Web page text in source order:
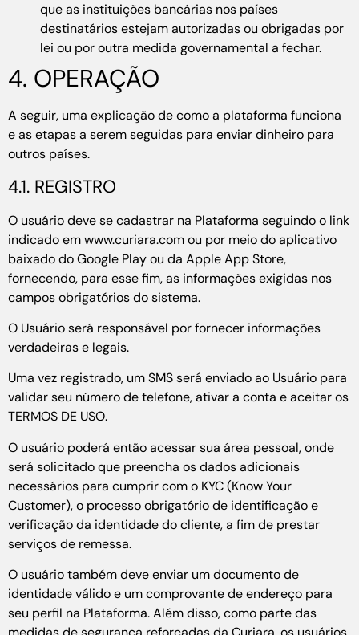
que as instituições bancárias nos países
destinatários estejam autorizadas ou obrigadas por
lei ou por outra medida governamental a fechar.
4. OPERAÇÃO
A seguir, uma explicação de como a plataforma funciona
e as etapas a serem seguidas para enviar dinheiro para
outros países.
4.1. REGISTRO
O usuário deve se cadastrar na Plataforma seguindo o link
indicado em www.curiara.com ou por meio do aplicativo
baixado do Google Play ou da Apple App Store,
fornecendo, para esse fim, as informações exigidas nos
campos obrigatórios do sistema.
O Usuário será responsável por fornecer informações
verdadeiras e legais.
Uma vez registrado, um SMS será enviado ao Usuário para
validar seu número de telefone, ativar a conta e aceitar os
TERMOS DE USO.
O usuário poderá então acessar sua área pessoal, onde
será solicitado que preencha os dados adicionais
necessários para cumprir com o KYC (Know Your
Customer), o processo obrigatório de identificação e
verificação da identidade do cliente, a fim de prestar
serviços de remessa.
O usuário também deve enviar um documento de
identidade válido e um comprovante de endereço para
seu perfil na Plataforma. Além disso, como parte das